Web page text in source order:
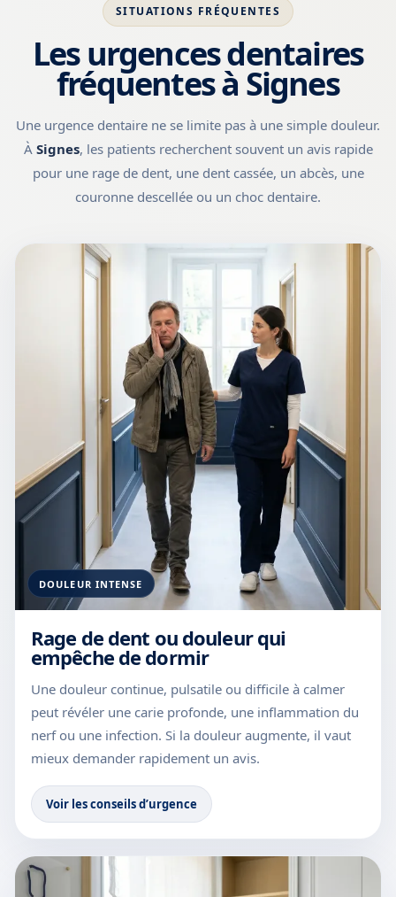
SITUATIONS FRÉQUENTES
Les urgences dentaires
fréquentes à Signes
Une urgence dentaire ne se limite pas à une simple douleur.
À Signes, les patients recherchent souvent un avis rapide
pour une rage de dent, une dent cassée, un abcès, une
couronne descellée ou un choc dentaire.
DOULEUR INTENSE
Rage de dent ou douleur qui
empêche de dormir
Une douleur continue, pulsatile ou difficile à calmer
peut révéler une carie profonde, une inflammation du
nerf ou une infection. Si la douleur augmente, il vaut
mieux demander rapidement un avis.
Voir les conseils d’urgence